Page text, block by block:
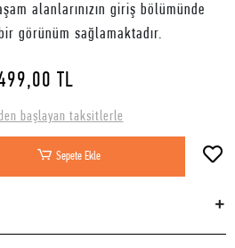
alanlarınızın giriş bölümünde
görünüm sağlamaktadır.
TL
başlayan taksitlerle
Sepete Ekle